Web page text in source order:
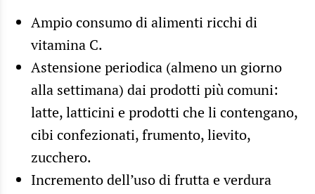
Ampio consumo di alimenti ricchi di
vitamina C.
Astensione periodica (almeno un giorno
alla settimana) dai prodotti più comuni:
latte, latticini e prodotti che li contengano,
cibi confezionati, frumento, lievito,
zucchero.
Incremento dell’uso di frutta e verdura